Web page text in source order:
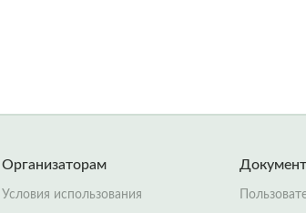
Организаторам
Условия использования